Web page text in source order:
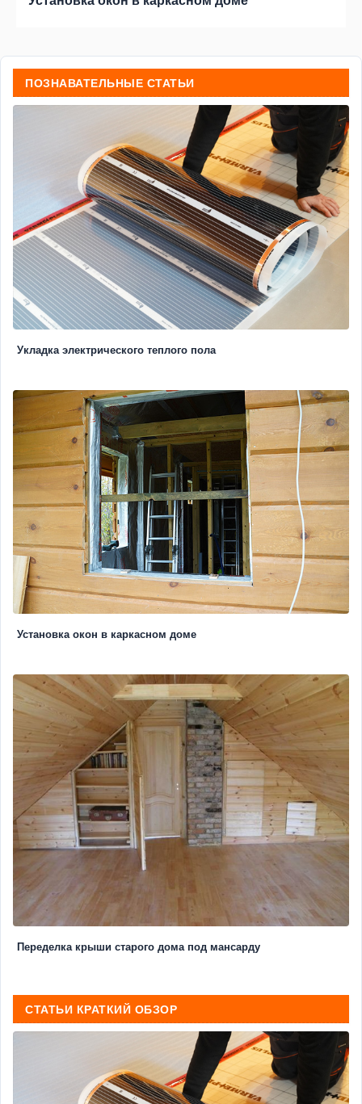
ПОЗНАВАТЕЛЬНЫЕ СТАТЬИ
Укладка электрического теплого пола
Установка окон в каркасном доме
Переделка крыши старого дома под мансарду
СТАТЬИ КРАТКИЙ ОБЗОР